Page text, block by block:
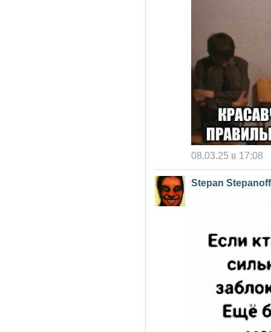
08.03.25 в 17:08
Stepan Stepanoff